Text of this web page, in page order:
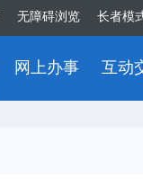
无障碍浏览 长者模
网上办事 互动